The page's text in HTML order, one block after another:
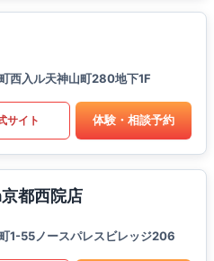
西入ル天神山町280地下1F
サイト 体験・相談予約
都西院店
1-55ノースパレスビレッジ206